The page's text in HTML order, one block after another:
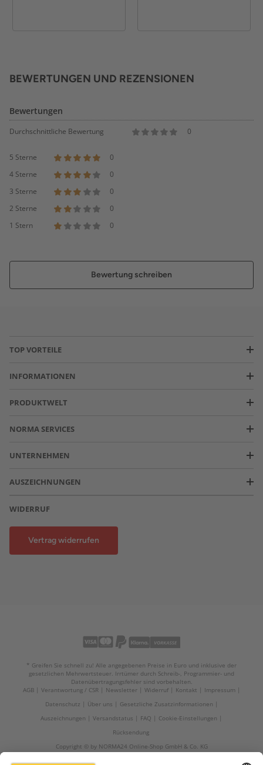
BEWERTUNGEN UND REZENSIONEN
Bewertungen
Durchschnittliche Bewertung 0
5 Sterne
0
4 Sterne
0
3 Sterne
0
2 Sterne
0
1 Stern
0
Bewertung schreiben
TOP VORTEILE
INFORMATIONEN
PRODUKTWELT
NORMA SERVICES
UNTERNEHMEN
AUSZEICHNUNGEN
WIDERRUF
Vertrag widerrufen
* Greifen Sie schnell zu! Alle angegebenen Preise in Euro und inklusive der
gesetzlichen Mehrwertsteuer. Irrtümer durch Schreib-, Programmier- und
Datenübertragungsfehler sind vorbehalten.
AGB
Verantwortung / CSR Newsletter Widerruf Kontakt
Impressum
Datenschutz
Über uns
Gesetzliche Zusatzinformationen
Auszeichnungen
Versandstatus FAQ
Cookie-Einstellungen
Rücksendung
Copyright © by NORMA24 Online-Shop GmbH & Co. KG